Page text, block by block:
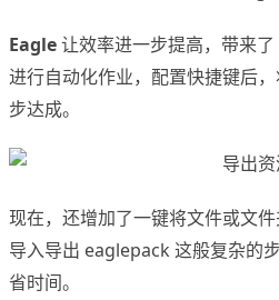
Eagle让效率进一步提高，带来
进行自动化作业，配置快捷键后
步达成。
现在，还增加了一键将文件或文
导入导出 eaglepack 这般复杂的
省时间。